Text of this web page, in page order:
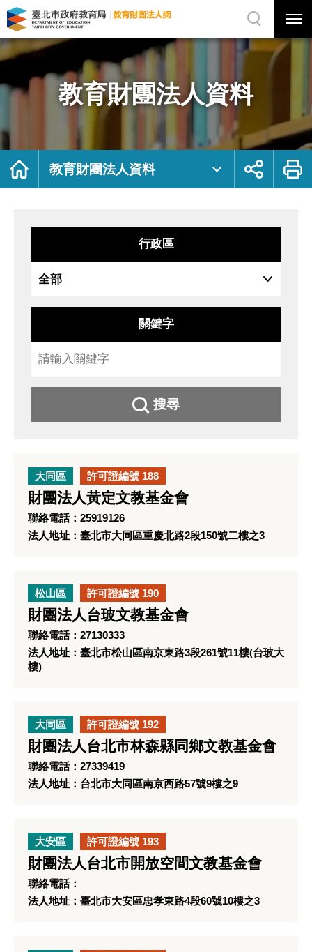
教
育
團
資
料
府
局
法
網
站
選
選
單
關
網
站
尋
教育財團法人資料
首
教育財團法人資料
展
鈕
列
行政區
關鍵字
搜尋
大同區 許可證編號 188
財團法人黃定文教基金會
聯絡電話：25919126
法人地址：臺北市大同區重慶北路2段150號二樓之3
松山區 許可證編號 190
財團法人台玻文教基金會
聯絡電話：27130333
法人地址：臺北市松山區南京東路3段261號11樓(台玻大
樓)
大同區 許可證編號 192
財團法人台北市林森縣同鄉文教基金會
聯絡電話：27339419
法人地址：台北市大同區南京西路57號9樓之9
大安區 許可證編號 193
財團法人台北市開放空間文教基金會
聯絡電話：
法人地址：臺北市大安區忠孝東路4段60號10樓之3